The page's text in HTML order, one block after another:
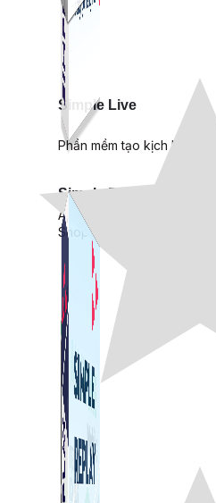
Simple Replay
App ghi hình tự động quy
Shopee, Lazada,
Simple Live
Phần mềm tạo kịch bản